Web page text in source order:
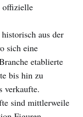
offizielle
aus der
sich eine
etablierte
bis hin zu
verkaufte.
sind mittlerweile